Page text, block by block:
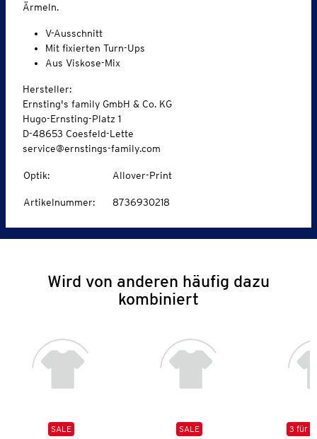
Ärmeln.
V-Ausschnitt
Mit fixierten Turn-Ups
Aus Viskose-Mix
Hersteller:
Ernsting's family GmbH & Co. KG
Hugo-Ernsting-Platz 1
D-48653 Coesfeld-Lette
service@ernstings-family.com
Optik: Allover-Print
Artikelnummer: 8736930218
Wird von anderen häufig dazu
kombiniert
SALE
SALE
3 für 2